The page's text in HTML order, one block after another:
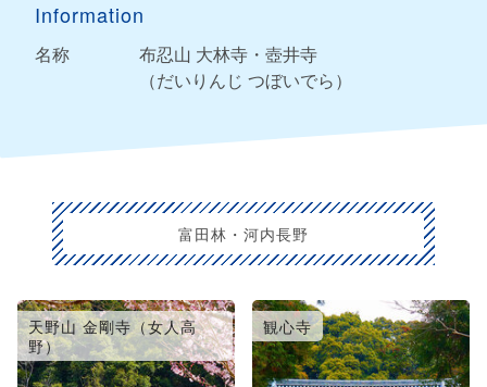
Information
名称
布忍山 大林寺・壺井寺
（だいりんじ つぼいでら）
富田林・河内長野
天野山 金剛寺（女人高
野）
観心寺